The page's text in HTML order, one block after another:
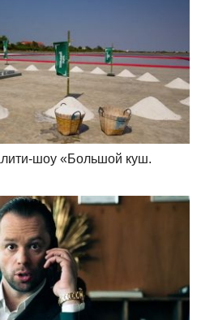
шоу «Большой куш.